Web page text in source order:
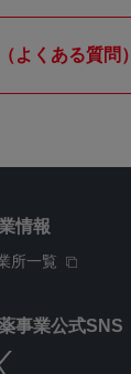
よくある質問）
情報
所一覧
事業公式SNS